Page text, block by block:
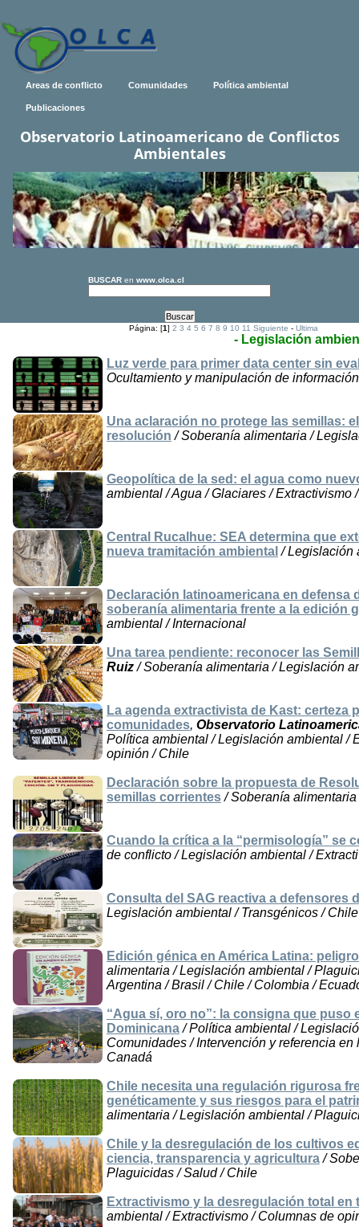
Areas de conflicto Comunidades Política ambiental
Publicaciones
Observatorio Latinoamericano de Conflictos
Ambientales
BUSCAR en www.olca.cl
Página: [1]2 3 4 5 6 7 8 9 10 11 Siguiente -Ultima
- Legislación
Luz verde para primer data center sin
Ocultamiento y manipulación de
Una aclaración no protege las semillas:
resolución / Soberanía alimentaria /
Geopolítica de la sed: el agua como
ambiental / Agua / Glaciares / Extractivismo
Central Rucalhue: SEA determina que
nueva tramitación ambiental / Legislación
Declaración latinoamericana en defensa
soberanía alimentaria frente a la edición
ambiental / Internacional
Una tarea pendiente: reconocer las
Ruiz/ Soberanía alimentaria / Legislación
La agenda extractivista de Kast: certeza
comunidades, Observatorio
Política ambiental / Legislación ambiental /
opinión / Chile
Declaración sobre la propuesta de
semillas corrientes/ Soberanía
Cuando la crítica a la “permisología” se
de conflicto / Legislación ambiental /
Consulta del SAG reactiva a defensores
Legislación ambiental / Transgénicos / Chile
Edición génica en América Latina:
alimentaria / Legislación ambiental /
Argentina / Brasil / Chile / Colombia /
“Agua sí, oro no”: la consigna que puso
Dominicana/ Política ambiental /
Comunidades / Intervención y referencia
Canadá
Chile necesita una regulación rigurosa
genéticamente y sus riesgos para el
alimentaria / Legislación ambiental /
Chile y la desregulación de los cultivos
ciencia, transparencia y agricultura/
Plaguicidas / Salud / Chile
Extractivismo y la desregulación total en
ambiental / Extractivismo / Columnas de